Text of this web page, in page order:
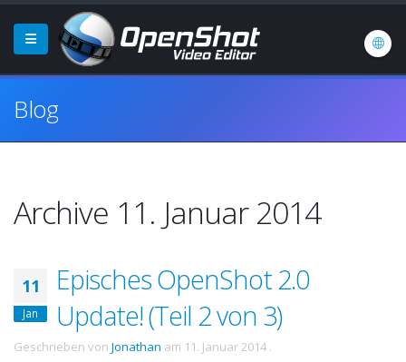
Blog
Archive 11. Januar 2014
11
Jan
Episches OpenShot 2.0
Update! (Teil 2 von 3)
Geschrieben von Jonathan am 11. Januar 2014 .